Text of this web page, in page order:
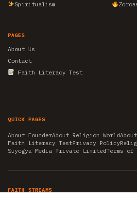
Spiritualism
PAGES
About Us
Contact
Faith Literacy Test
QUICK PAGES
About FounderAbout Religion World
Faith Literacy TestPrivacy Policy
Suyogya Media Private LimitedTerms of
FAITH STREAMS